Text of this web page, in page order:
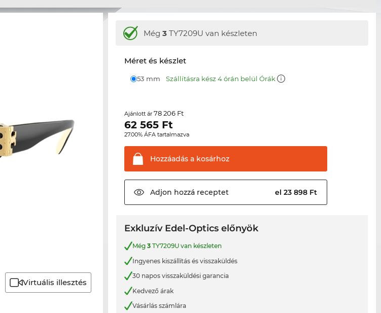
Virtuális illesztés
Még3 TY7209U van készleten
Méret és készlet
53 mm Szállításra kész 4 órán belül Órák
Ajánlott ár78 206 Ft
62 565 Ft
27.00% ÁFA tartalmazva
Hozzáadás a kosárhoz
Adjon hozzá receptet el 23 898 Ft
Exkluzív Edel-Optics előnyök
Még3 TY7209U van készleten
Ingyenes kiszállítás és visszaküldés
30 napos visszaküldési garancia
Kedvező árak
Vásárlás számlára